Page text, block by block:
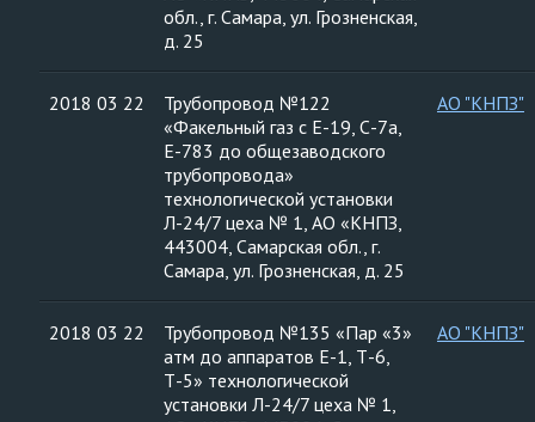
обл., г. Самара, ул. Грозненская,
д. 25
2018 03 22
Трубопровод №122
«Факельный газ с Е-19, С-7а,
Е-783 до общезаводского
трубопровода»
технологической установки
Л-24/7 цеха № 1, АО «КНПЗ,
443004, Самарская обл., г.
Самара, ул. Грозненская, д. 25
АО "КНПЗ"
2018 03 22
Трубопровод №135 «Пар «3»
атм до аппаратов Е-1, Т-6,
Т-5» технологической
установки Л-24/7 цеха № 1,
АО "КНПЗ"